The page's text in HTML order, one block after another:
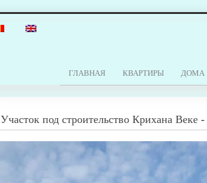
ГЛАВНАЯ КВАРТИРЫ ДОМА
Участок под строительство Крихана Веке -